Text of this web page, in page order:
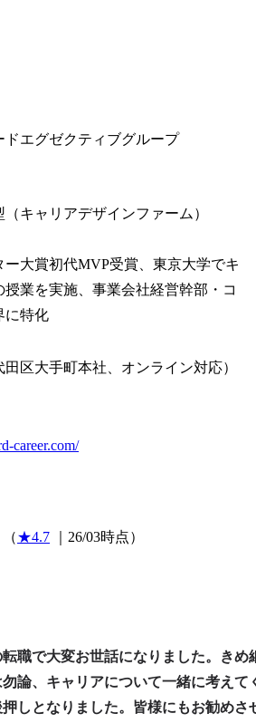
ドエグゼクティブグループ
キャリアデザインファーム）
ー大賞初代MVP受賞、東京大学でキ
授業を実施、事業会社経営幹部・コ
に特化
区大手町本社、オンライン対応）
career.com/
（★4.7 ｜26/03時点）
転職で大変お世話になりました。きめ
論、キャリアについて一緒に考えて
しとなりました。皆様にもお勧めさ